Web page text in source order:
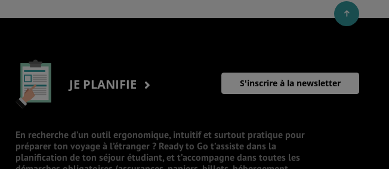
S'inscrire à la newsletter
JE PLANIFIE
En recherche d’un outil ergonomique, intuitif et surtout pratique pour
préparer ton voyage à l’étranger ? Ready to Go t’assiste dans la
planification de ton séjour étudiant, et t’accompagne dans toutes les